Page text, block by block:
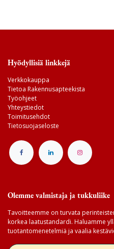
Hyödyllisiä linkkejä
Verkkokauppa
Tietoa Rakennusapteekista
Työohjeet
Yhteystiedot
Toimitusehdot
Tietosuojaseloste
Olemme valmistaja ja tukkuliike
Tavoitteemme on turvata
korkea laatustandardi. Haluamme
tuotantomenetelmiä ja vaalia